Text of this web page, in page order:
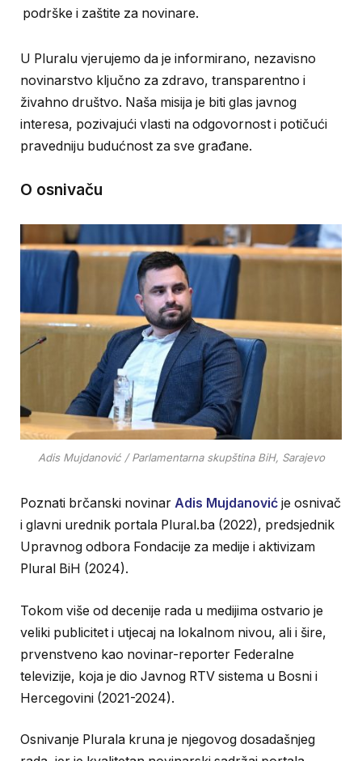
podrške i zaštite za novinare.
U Pluralu vjerujemo da je informirano, nezavisno
novinarstvo ključno za zdravo, transparentno i
živahno društvo. Naša misija je biti glas javnog
interesa, pozivajući vlasti na odgovornost i potičući
pravedniju budućnost za sve građane.
O osnivaču
Adis Mujdanović / Parlamentarna skupština BiH, Sarajevo
Poznati brčanski novinar Adis Mujdanović je osnivač
i glavni urednik portala Plural.ba (2022), predsjednik
Upravnog odbora Fondacije za medije i aktivizam
Plural BiH (2024).
Tokom više od decenije rada u medijima ostvario je
veliki publicitet i utjecaj na lokalnom nivou, ali i šire,
prvenstveno kao novinar-reporter Federalne
televizije, koja je dio Javnog RTV sistema u Bosni i
Hercegovini (2021-2024).
Osnivanje Plurala kruna je njegovog dosadašnjeg